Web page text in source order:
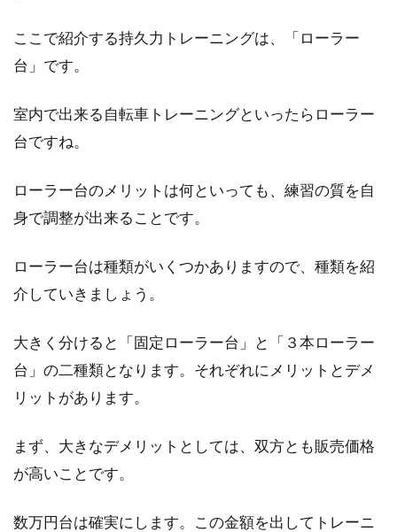
ここで紹介する持久力トレーニングは、「ローラー
台」です。
室内で出来る自転車トレーニングといったらローラー
台ですね。
ローラー台のメリットは何といっても、練習の質を自
身で調整が出来ることです。
ローラー台は種類がいくつかありますので、種類を紹
介していきましょう。
大きく分けると「固定ローラー台」と「３本ローラー
台」の二種類となります。それぞれにメリットとデメ
リットがあります。
まず、大きなデメリットとしては、双方とも販売価格
が高いことです。
数万円台は確実にします。この金額を出してトレーニ